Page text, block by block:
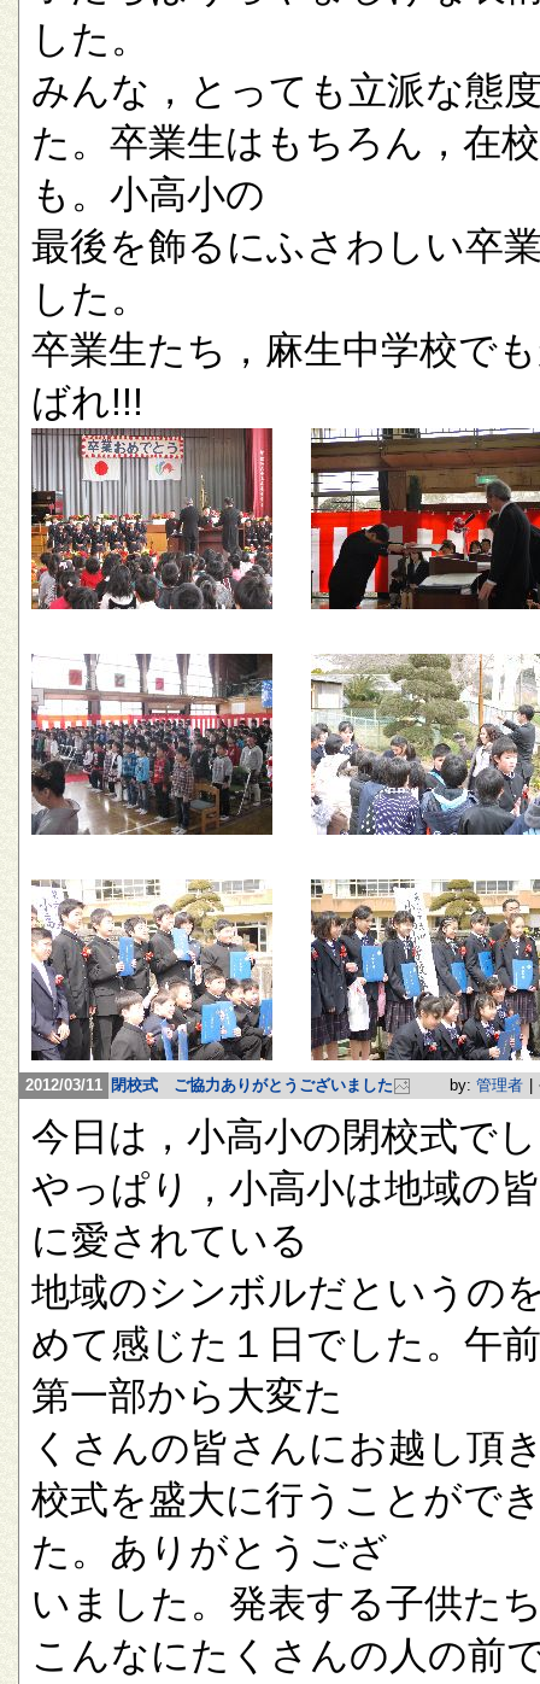
した。
みんな，とっても立派な態
た。卒業生はもちろん，在
も。小高小の
最後を飾るにふさわしい卒
した。
卒業生たち，麻生中学校で
ばれ!!!
2012/03/11 閉校式 ご協力ありがとうございました by: 管理者
今日は，小高小の閉校式で
やっぱり，小高小は地域の
に愛されている
地域のシンボルだというの
めて感じた１日でした。午
第一部から大変た
くさんの皆さんにお越し頂
校式を盛大に行うことがで
た。ありがとうござ
いました。発表する子供た
こんなにたくさんの人の前